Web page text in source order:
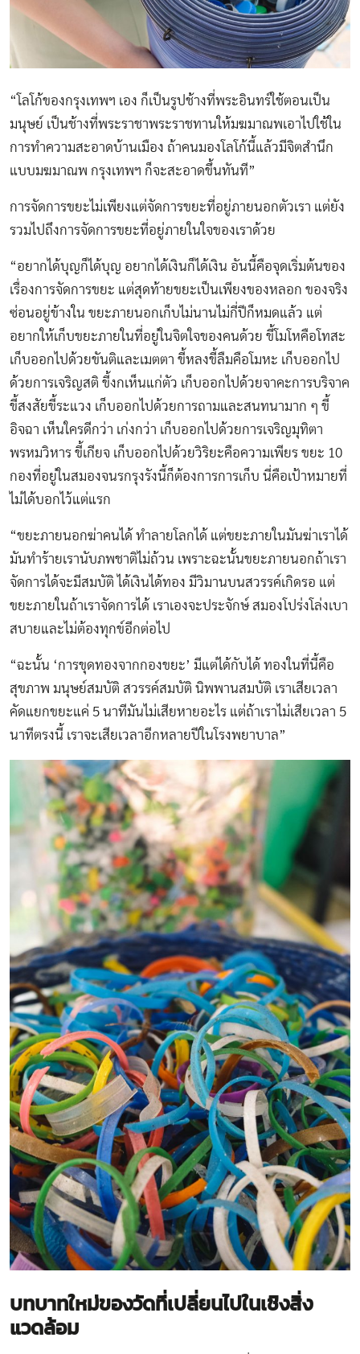
“โลโก้ของกรุงเทพฯ เอง ก็เป็นรูปช้างที่พระอินทร์ใช้ตอนเป็น
มนุษย์ เป็นช้างที่พระราชาพระราชทานให้มฆมาณพเอาไปใช้ใน
การทำความสะอาดบ้านเมือง ถ้าคนมองโลโก้นี้แล้วมีจิตสำนึก
แบบมฆมาณพ กรุงเทพฯ ก็จะสะอาดขึ้นทันที”
การจัดการขยะไม่เพียงแต่จัดการขยะที่อยู่ภายนอกตัวเรา แต่ยัง
รวมไปถึงการจัดการขยะที่อยู่ภายในใจของเราด้วย
“อยากได้บุญก็ได้บุญ อยากได้เงินก็ได้เงิน อันนี้คือจุดเริ่มต้นของ
เรื่องการจัดการขยะ แต่สุดท้ายขยะเป็นเพียงของหลอก ของจริง
ซ่อนอยู่ข้างใน ขยะภายนอกเก็บไม่นานไม่กี่ปีก็หมดแล้ว แต่
อยากให้เก็บขยะภายในที่อยู่ในจิตใจของคนด้วย ขี้โมโหคือโทสะ
เก็บออกไปด้วยขันติและเมตตา ขี้หลงขี้ลืมคือโมหะ เก็บออกไป
ด้วยการเจริญสติ ขี้งกเห็นแก่ตัว เก็บออกไปด้วยจาคะการบริจาค
ขี้สงสัยขี้ระแวง เก็บออกไปด้วยการถามและสนทนามาก ๆ ขี้
อิจฉา เห็นใครดีกว่า เก่งกว่า เก็บออกไปด้วยการเจริญมุทิตา
พรหมวิหาร ขี้เกียจ เก็บออกไปด้วยวิริยะคือความเพียร ขยะ 10
กองที่อยู่ในสมองจนรกรุงรังนี้ก็ต้องการการเก็บ นี่คือเป้าหมายที่
ไม่ได้บอกไว้แต่แรก
“ขยะภายนอกฆ่าคนได้ ทำลายโลกได้ แต่ขยะภายในมันฆ่าเราได้
มันทำร้ายเรานับภพชาติไม่ถ้วน เพราะฉะนั้นขยะภายนอกถ้าเรา
จัดการได้จะมีสมบัติ ได้เงินได้ทอง มีวิมานบนสวรรค์เกิดรอ แต่
ขยะภายในถ้าเราจัดการได้ เราเองจะประจักษ์ สมองโปร่งโล่งเบา
สบายและไม่ต้องทุกข์อีกต่อไป
“ฉะนั้น ‘การขุดทองจากกองขยะ’ มีแต่ได้กับได้ ทองในที่นี้คือ
สุขภาพ มนุษย์สมบัติ สวรรค์สมบัติ นิพพานสมบัติ เราเสียเวลา
คัดแยกขยะแค่ 5 นาทีมันไม่เสียหายอะไร แต่ถ้าเราไม่เสียเวลา 5
นาทีตรงนี้ เราจะเสียเวลาอีกหลายปีในโรงพยาบาล”
บทบาทใหม่ของวัดที่เปลี่ยนไปในเชิงสิ่ง
แวดล้อม